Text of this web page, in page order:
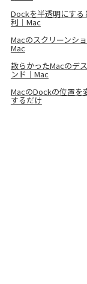
Dockを半透明にする
利｜Mac
Macのスクリーンシ
Mac
散らかったMacのデ
ンド｜Mac
MacのDockの位置を
するだけ